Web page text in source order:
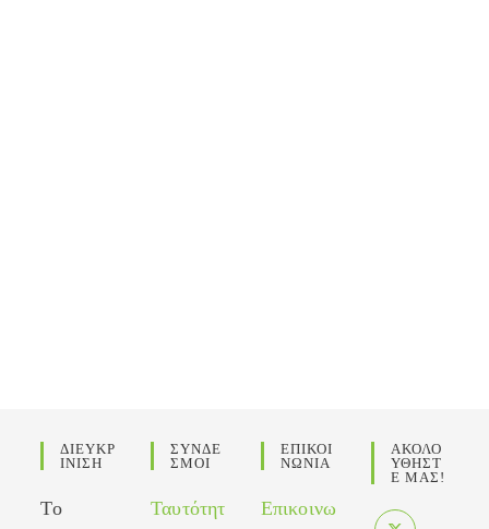
ΔΙΕΥΚΡ
ΙΝΙΣΗ
Το
ΣΥΝΔΕ
ΣΜΟΙ
Ταυτότητ
ΕΠΙΚΟΙ
ΝΩΝΙΑ
Επικοινω
ΑΚΟΛΟ
ΥΘΗΣΤ
Ε ΜΑΣ!